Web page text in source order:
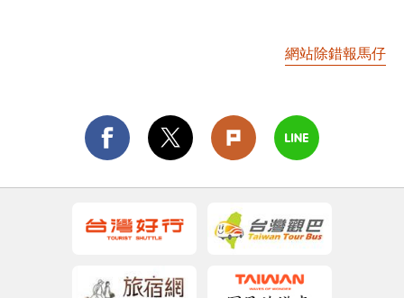
網站除錯報馬仔